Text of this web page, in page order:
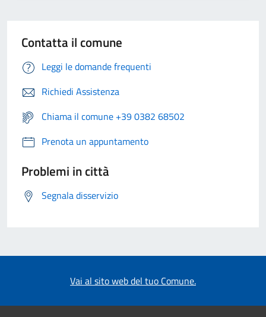
Contatta il comune
Leggi le domande frequenti
Richiedi Assistenza
Chiama il comune +39 0382 68502
Prenota un appuntamento
Problemi in città
Segnala disservizio
Vai al sito web del tuo Comune.